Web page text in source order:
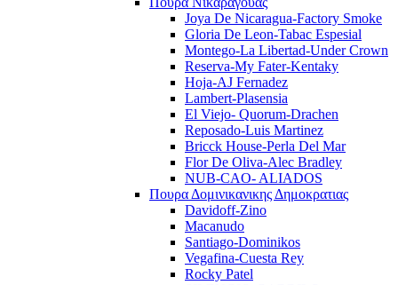
Joya De Nicaragua-Factory Smoke
Gloria De Leon-Tabac Espesial
Montego-La Libertad-Under Crown
Reserva-My Fater-Kentaky
Hoja-AJ Fernadez
Lambert-Plasensia
El Viejo- Quorum-Drachen
Reposado-Luis Martinez
Bricck House-Perla Del Mar
Flor De Oliva-Alec Bradley
NUB-CAO- ALIADOS
Πουρα Δομινικανικης Δημοκρατιας
Davidoff-Zino
Macanudo
Santiago-Dominikos
Vegafina-Cuesta Rey
Rocky Patel